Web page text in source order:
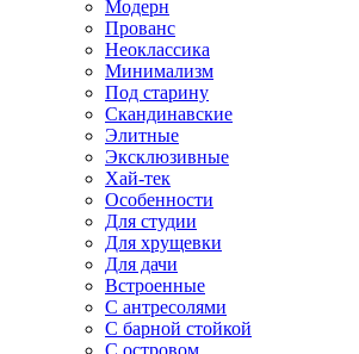
Модерн
Прованс
Неоклассика
Минимализм
Под старину
Скандинавские
Элитные
Эксклюзивные
Хай-тек
Особенности
Для студии
Для хрущевки
Для дачи
Встроенные
С антресолями
С барной стойкой
С островом